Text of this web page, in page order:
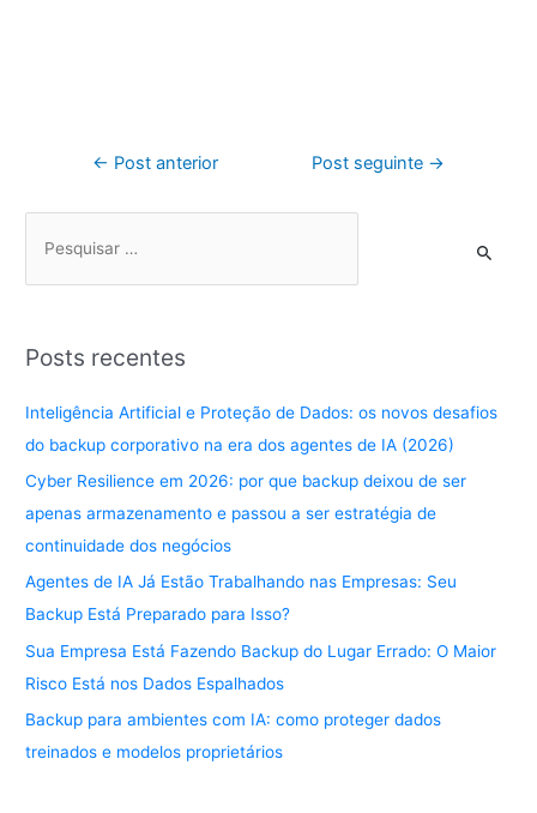
← Post anterior Post seguinte →
Posts recentes
Inteligência Artificial e Proteção de Dados: os novos desafios
do backup corporativo na era dos agentes de IA (2026)
Cyber Resilience em 2026: por que backup deixou de ser
apenas armazenamento e passou a ser estratégia de
continuidade dos negócios
Agentes de IA Já Estão Trabalhando nas Empresas: Seu
Backup Está Preparado para Isso?
Sua Empresa Está Fazendo Backup do Lugar Errado: O Maior
Risco Está nos Dados Espalhados
Backup para ambientes com IA: como proteger dados
treinados e modelos proprietários